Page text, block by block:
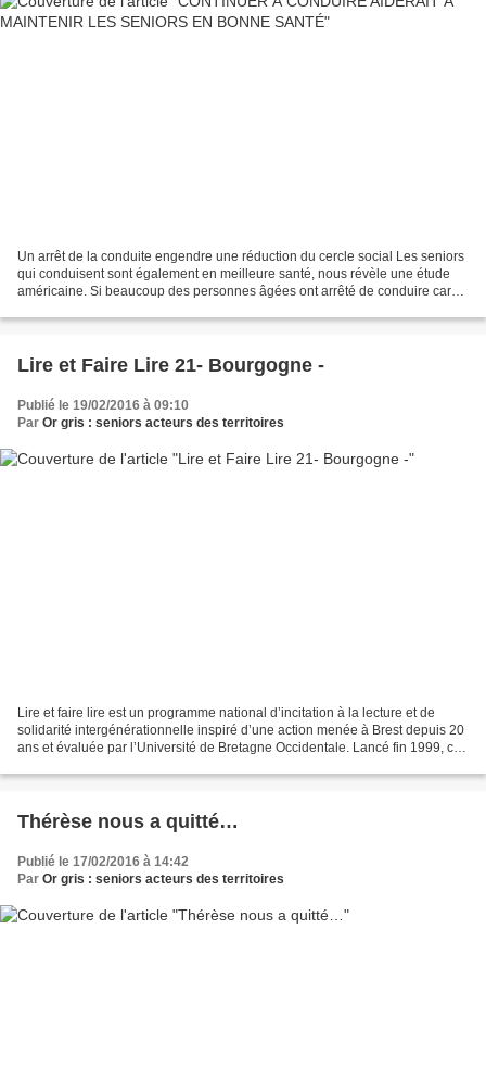
Un arrêt de la conduite engendre une réduction du cercle social Les seniors
qui conduisent sont également en meilleure santé, nous révèle une étude
américaine. Si beaucoup des personnes âgées ont arrêté de conduire car
Lire et Faire Lire 21- Bourgogne -
Publié le 19/02/2016 à 09:10
Par Or gris : seniors acteurs des territoires
Lire et faire lire est un programme national d’incitation à la lecture et de
solidarité intergénérationnelle inspiré d’une action menée à Brest depuis 20
ans et évaluée par l’Université de Bretagne Occidentale. Lancé fin 1999, ce
Thérèse nous a quitté…
Publié le 17/02/2016 à 14:42
Par Or gris : seniors acteurs des territoires